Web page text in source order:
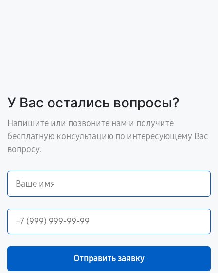
У Вас остались вопросы?
Напишите или позвоните нам и получите
бесплатную консультацию по интересующему Вас
вопросу.
Отправить заявку